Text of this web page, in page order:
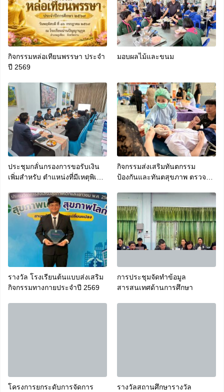
กิจกรรมหล่อเทียนพรรษา ประจำ
ปี 2569
มอบผลไม้และขนม
ประชุมกลั่นกรองการขอรับเงิน
เพิ่มสำหรับ ตำแหน่งที่มีเหตุพิเศษ
ทางการศึกษาที่ปฏิบัติหน้าที่สอน
คนพิการ (พ.ค.ก.)
กิจกรรมส่งเสริมทันตกรรม
ป้องกันและทันตสุขภาพ ตรวจ
ประจำภาคเรียนที่ 1 ปีการศึกษา
2569
รางวัล โรงเรียนต้นแบบส่งเสริม
กิจกรรมทางกายประจำปี 2569
การประชุมจัดทำข้อมูล
สารสนเทศด้านการศึกษา
โครงการยกระดับการจัดการ
รางวัลสถานศึกษารางวัล